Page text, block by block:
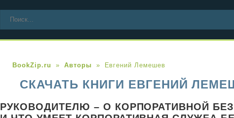
BookZip.ru Авторы Евгений Лемешев
СКАЧАТЬ КНИГИ ЕВГЕНИЙ
РУКОВОДИТЕЛЮ – О КОРПОРАТИВНОЙ